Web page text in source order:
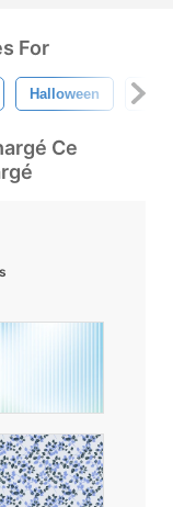
For
Halloween
Ce